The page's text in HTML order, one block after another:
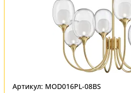
Артикул: MOD016PL-08BS